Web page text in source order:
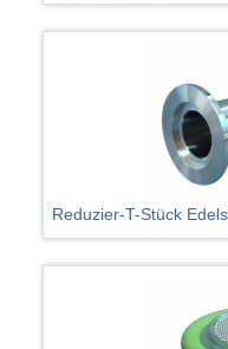
Reduzier-T-Stück